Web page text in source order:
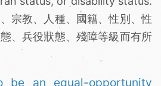
宗教、人種、國籍、性別、性
、兵役狀態、殘障等級而有所
be an equal-opportunity